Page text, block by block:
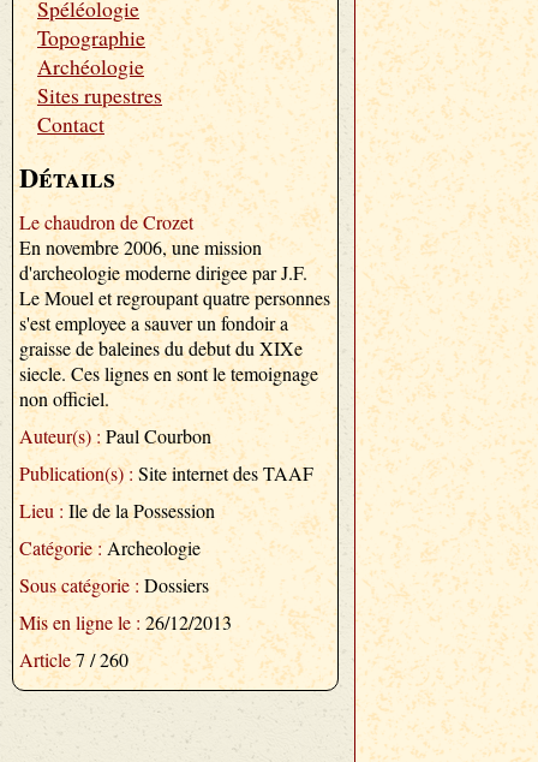
Spéléologie
Topographie
Archéologie
Sites rupestres
Contact
Détails
Le chaudron de Crozet
En novembre 2006, une mission
d'archeologie moderne dirigee par J.F.
Le Mouel et regroupant quatre personnes
s'est employee a sauver un fondoir a
graisse de baleines du debut du XIXe
siecle. Ces lignes en sont le temoignage
non officiel.
Auteur(s) : Paul Courbon
Publication(s) : Site internet des TAAF
Lieu :Ile de la Possession
Catégorie :Archeologie
Sous catégorie : Dossiers
Mis en ligne le : 26/12/2013
Article7 / 260